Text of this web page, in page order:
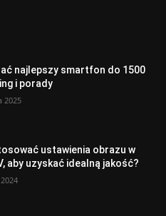
najlepszy smartfon do 1500
i porady
2025
ustawienia obrazu w
aby uzyskać idealną jakość?